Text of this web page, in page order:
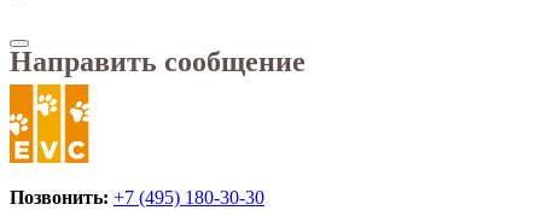
Направить сообщение
Позвонить: +7 (495) 180-30-30